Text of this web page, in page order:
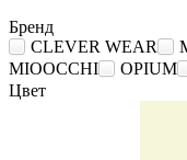
Бренд
CLEVER WEAR
MIOOCCHI
OPIUM
Цвет